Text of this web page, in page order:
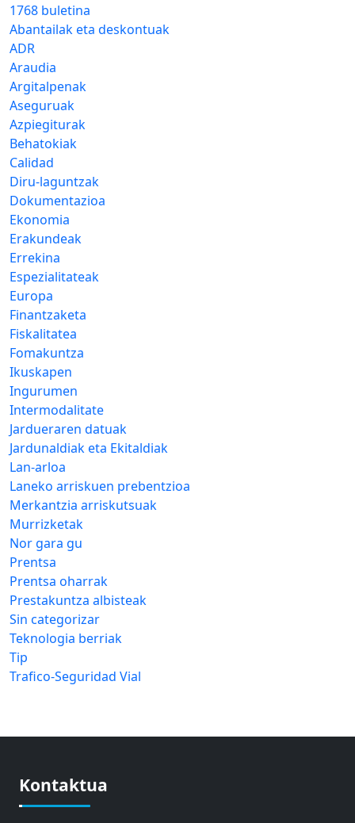
1768 buletina
Abantailak eta deskontuak
ADR
Araudia
Argitalpenak
Aseguruak
Azpiegiturak
Behatokiak
Calidad
Diru-laguntzak
Dokumentazioa
Ekonomia
Erakundeak
Errekina
Espezialitateak
Europa
Finantzaketa
Fiskalitatea
Fomakuntza
Ikuskapen
Ingurumen
Intermodalitate
Jardueraren datuak
Jardunaldiak eta Ekitaldiak
Lan-arloa
Laneko arriskuen prebentzioa
Merkantzia arriskutsuak
Murrizketak
Nor gara gu
Prentsa
Prentsa oharrak
Prestakuntza albisteak
Sin categorizar
Teknologia berriak
Tip
Trafico-Seguridad Vial
Kontaktua